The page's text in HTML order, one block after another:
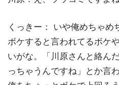
くっきー： いや俺めちゃめ
ボケすると言われてるボケや
いがな。「川原さんと絡ん
っちゃうんですね」とか言